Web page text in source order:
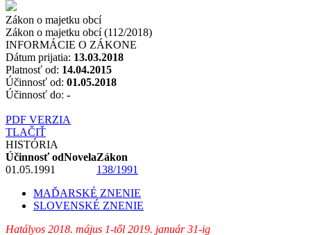
Zákon o majetku obcí
Zákon o majetku obcí (112/2018)
INFORMÁCIE O ZÁKONE
Dátum prijatia: 13.03.2018
Platnosť od: 14.04.2015
Účinnosť od: 01.05.2018
Účinnosť do: -
PDF VERZIA
TLAČIŤ
HISTÓRIA
Účinnosť odNovelaZákon
01.05.1991
138/1991
MAĎARSKÉ ZNENIE
SLOVENSKÉ ZNENIE
Hatályos 2018. május 1-től 2019. január 31-ig